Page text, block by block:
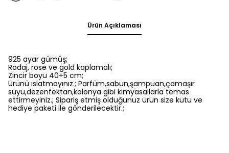
Ürün Açıklaması
925 ayar gümüş;
Rodaj, rose ve gold kaplamalı;
Zincir boyu 40+5 cm;
Ürünü ıslatmayınız.; Parfüm,sabun,şampuan,çamaşır
suyu,dezenfektan,kolonya gibi kimyasallarla temas
ettirmeyiniz.; Sipariş etmiş olduğunuz ürün size kutu ve
hediye paketi ile gönderilecektir.;